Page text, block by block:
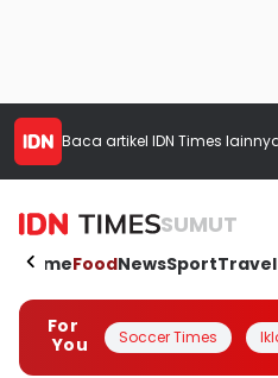
Baca artikel IDN Times
SUMUT
HomeFoodNewsSportTravel
For
You
Soccer Times